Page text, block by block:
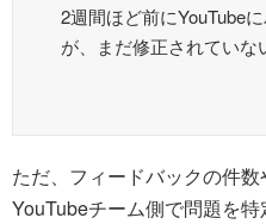
2週間ほど前にYouTube
が、まだ修正されていな
ただ、フィードバックの件数
YouTubeチーム側で問題を